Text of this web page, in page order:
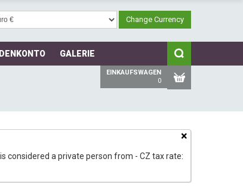
GALERIE
EINKAUFSWAGEN
0
×
is considered a private person from - CZ tax rate: